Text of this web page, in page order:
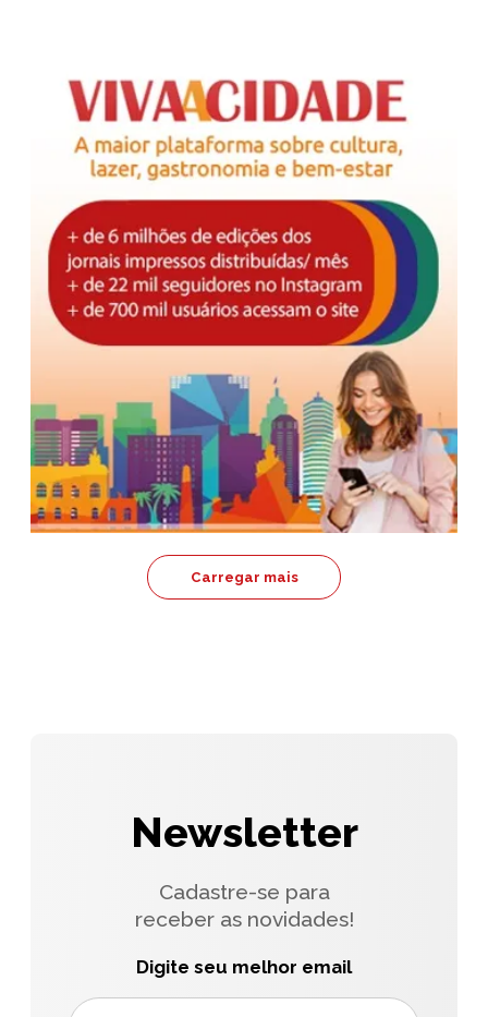
Carregar mais
Newsletter
Cadastre-se para
receber as novidades!
Digite seu melhor email